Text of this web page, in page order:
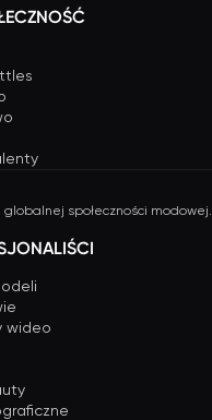
globalnej społeczności modowej.
wideo